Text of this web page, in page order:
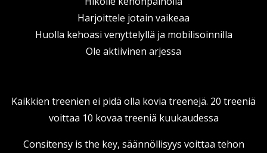
Harjoittele jotain vaikeaa
Huolla kehoasi venyttelyllä ja mobilisoinnilla
Ole aktiivinen arjessa
Kaikkien treenien ei pidä olla kovia treenejä. 20 treeniä
voittaa 10 kovaa treeniä kuukaudessa
Consitensy is the key, säännöllisyys voittaa tehon